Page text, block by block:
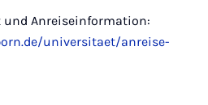
und Anreiseinformation:
universitaet/anreise-